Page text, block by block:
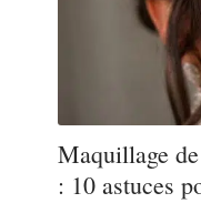
Maquillage
: 10 astuces